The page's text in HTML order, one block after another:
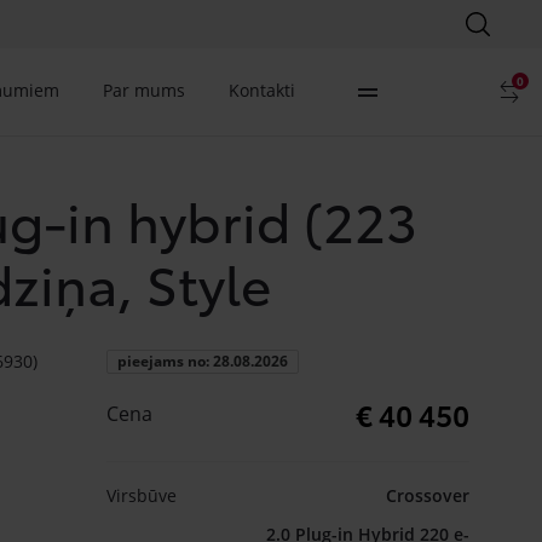
0
Par mums Kontakti
in hybrid (223
Style
pieejams no: 28.08.2026
Cena € 40 450
Virsbūve
Crossover
2.0 Plug-in Hybrid 220 e-